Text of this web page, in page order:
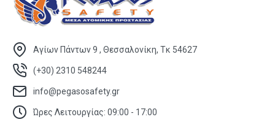
Αγίων Πάντων 9 , Θεσσαλονίκη, Τκ 54627
(+30) 2310 548244
info@pegasosafety.gr
Ώρες Λειτουργίας: 09:00 - 17:00